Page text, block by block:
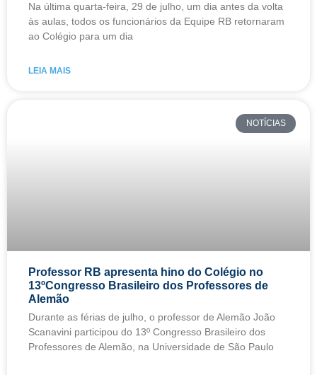
Na última quarta-feira, 29 de julho, um dia antes da volta
às aulas, todos os funcionários da Equipe RB retornaram
ao Colégio para um dia
LEIA MAIS
NOTÍCIAS
Professor RB apresenta hino do Colégio no
13ºCongresso Brasileiro dos Professores de
Alemão
Durante as férias de julho, o professor de Alemão João
Scanavini participou do 13º Congresso Brasileiro dos
Professores de Alemão, na Universidade de São Paulo